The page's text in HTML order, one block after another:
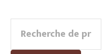
Primary
Sidebar
Recherche
pour :